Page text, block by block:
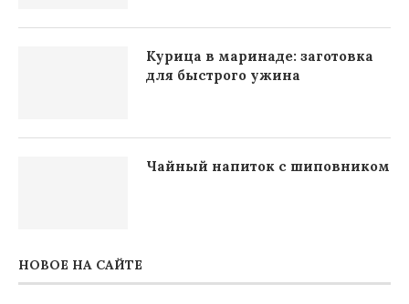
Курица в маринаде: заготовка
для быстрого ужина
Чайный напиток с шиповником
НОВОЕ НА САЙТЕ